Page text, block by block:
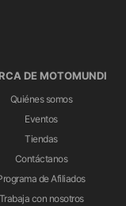
DE MOTOMUNDI
Quiénes somos
Eventos
Tiendas
Contáctanos
de Afiliados
Trabaja con nosotros